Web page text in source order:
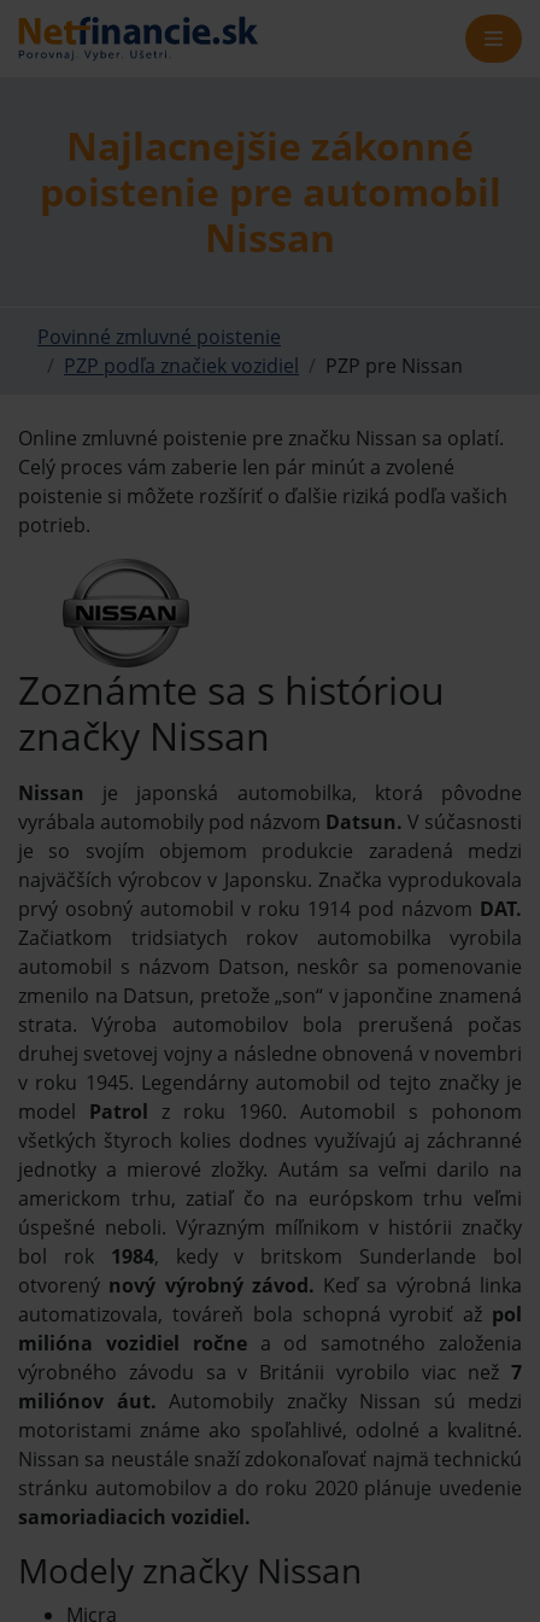
Najlacnejšie zákonné
poistenie pre automobil
Nissan
Povinné zmluvné poistenie
PZP podľa značiek vozidiel
PZP pre Nissan
Online zmluvné poistenie pre značku Nissan sa oplatí.
Celý proces vám zaberie len pár minút a zvolené
poistenie si môžete rozšíriť o ďalšie riziká podľa vašich
potrieb.
Zoznámte sa s históriou
značky Nissan
Nissan je japonská automobilka, ktorá pôvodne
vyrábala automobily pod názvom Datsun. V súčasnosti
je so svojím objemom produkcie zaradená medzi
najväčších výrobcov v Japonsku. Značka vyprodukovala
prvý osobný automobil v roku 1914 pod názvom DAT.
Začiatkom tridsiatych rokov automobilka vyrobila
automobil s názvom Datson, neskôr sa pomenovanie
zmenilo na Datsun, pretože „son“ v japončine znamená
strata. Výroba automobilov bola prerušená počas
druhej svetovej vojny a následne obnovená v novembri
v roku 1945. Legendárny automobil od tejto značky je
model Patrol z roku 1960. Automobil s pohonom
všetkých štyroch kolies dodnes využívajú aj záchranné
jednotky a mierové zložky. Autám sa veľmi darilo na
americkom trhu, zatiaľ čo na európskom trhu veľmi
úspešné neboli. Výrazným míľnikom v histórii značky
bol rok 1984, kedy v britskom Sunderlande bol
otvorený nový výrobný závod. Keď sa výrobná linka
automatizovala, továreň bola schopná vyrobiť až pol
milióna vozidiel ročnea od samotného založenia
výrobného závodu sa v Británii vyrobilo viac než 7
miliónov áut. Automobily značky Nissan sú medzi
motoristami známe ako spoľahlivé, odolné a kvalitné.
Nissan sa neustále snaží zdokonaľovať najmä technickú
stránku automobilov a do roku 2020 plánuje uvedenie
samoriadiacich vozidiel.
Modely značky Nissan
Micra